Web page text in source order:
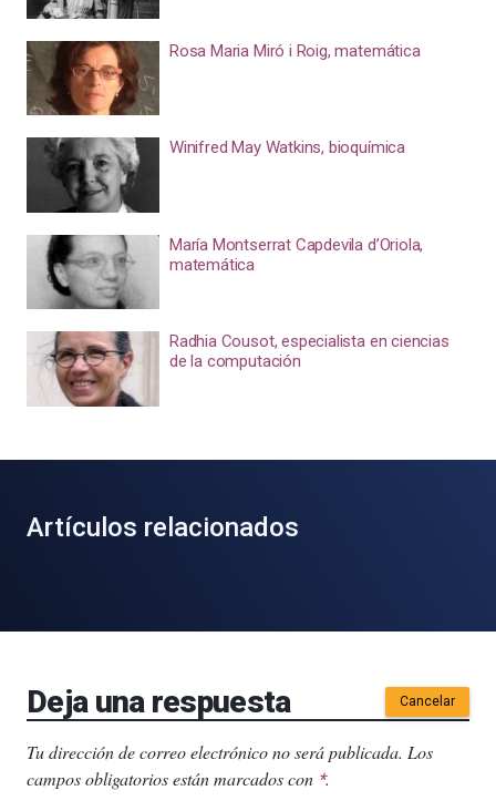
Rosa Maria Miró i Roig, matemática
Winifred May Watkins, bioquímica
María Montserrat Capdevila d’Oriola,
matemática
Radhia Cousot, especialista en ciencias
de la computación
Artículos relacionados
Deja una respuesta Cancelar
Tu dirección de correo electrónico no será publicada. Los
campos obligatorios están marcados con *.